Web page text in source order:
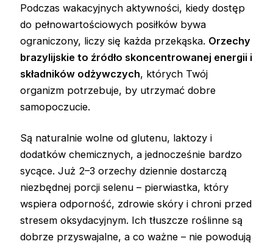
Podczas wakacyjnych aktywności, kiedy dostęp
do pełnowartościowych posiłków bywa
ograniczony, liczy się każda przekąska. Orzechy
brazylijskie to źródło skoncentrowanej energii i
składników odżywczych, których Twój
organizm potrzebuje, by utrzymać dobre
samopoczucie.
Są naturalnie wolne od glutenu, laktozy i
dodatków chemicznych, a jednocześnie bardzo
sycące. Już 2–3 orzechy dziennie dostarczą
niezbędnej porcji selenu – pierwiastka, który
wspiera odporność, zdrowie skóry i chroni przed
stresem oksydacyjnym. Ich tłuszcze roślinne są
dobrze przyswajalne, a co ważne – nie powodują